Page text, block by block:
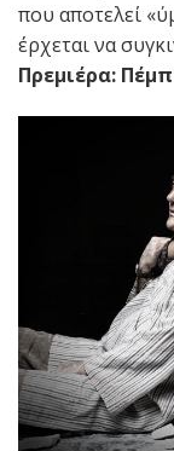
που αποτελεί
έρχεται να
Πρεμιέρα: